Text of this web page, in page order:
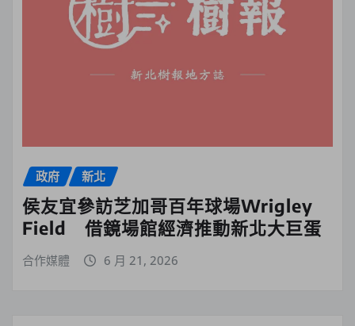
政府 新北
侯友宜參訪芝加哥百年球場Wrigley
Field 借鏡場館經濟推動新北大巨蛋
合作媒體 6 月 21, 2026